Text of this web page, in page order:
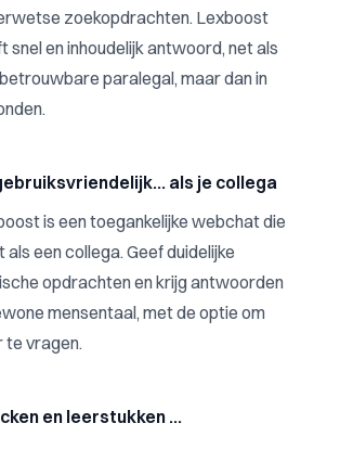
zoekopdrachten. Lexboost
snel en inhoudelijk antwoord, net als
paralegal, maar dan in
als je collega
is een toegankelijke webchat die
als een collega. Geef duidelijke
opdrachten en krijg antwoorden
mensentaal, met de optie om
te vragen.
en leerstukken …